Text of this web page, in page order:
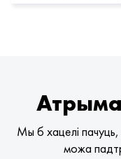
Мы б хацелі
можа